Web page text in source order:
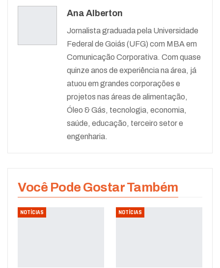
Ana Alberton
Jornalista graduada pela Universidade
Federal de Goiás (UFG) com MBA em
Comunicação Corporativa. Com quase
quinze anos de experiência na área, já
atuou em grandes corporações e
projetos nas áreas de alimentação,
Óleo & Gás, tecnologia, economia,
saúde, educação, terceiro setor e
engenharia.
Você Pode Gostar Também
NOTÍCIAS NOTÍCIAS